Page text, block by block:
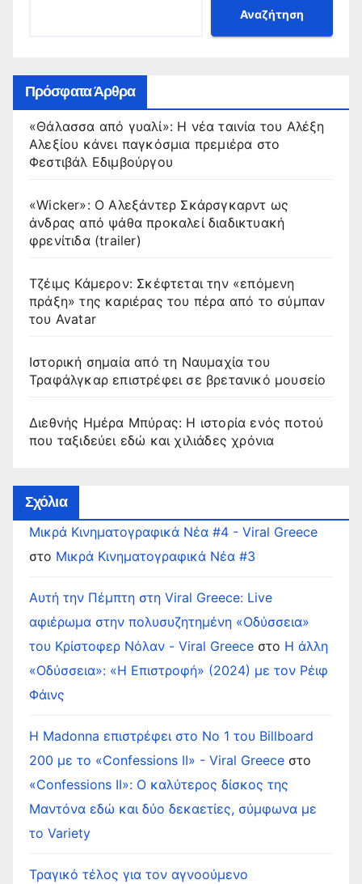
Αναζήτηση
Πρόσφατα Άρθρα
«Θάλασσα από γυαλί»: Η νέα ταινία του Αλέξη
Αλεξίου κάνει παγκόσμια πρεμιέρα στο
Φεστιβάλ Εδιμβούργου
«Wicker»: Ο Αλεξάντερ Σκάρσγκαρντ ως
άνδρας από ψάθα προκαλεί διαδικτυακή
φρενίτιδα (trailer)
Τζέιμς Κάμερον: Σκέφτεται την «επόμενη
πράξη» της καριέρας του πέρα από το σύμπαν
του Avatar
Ιστορική σημαία από τη Ναυμαχία του
Τραφάλγκαρ επιστρέφει σε βρετανικό μουσείο
Διεθνής Ημέρα Μπύρας: Η ιστορία ενός ποτού
που ταξιδεύει εδώ και χιλιάδες χρόνια
Σχόλια
Μικρά Κινηματογραφικά Νέα #4 - Viral Greece
στο Μικρά Κινηματογραφικά Νέα #3
Αυτή την Πέμπτη στη Viral Greece: Live
αφιέρωμα στην πολυσυζητημένη «Οδύσσεια»
του Κρίστοφερ Νόλαν - Viral Greece στο Η άλλη
«Οδύσσεια»: «Η Επιστροφή» (2024) με τον Ρέιφ
Φάινς
Η Madonna επιστρέφει στο Νο 1 του Billboard
200 με το «Confessions II» - Viral Greece στο
«Confessions II»: Ο καλύτερος δίσκος της
Μαντόνα εδώ και δύο δεκαετίες, σύμφωνα με
το Variety
Τραγικό τέλος για τον αγνοούμενο